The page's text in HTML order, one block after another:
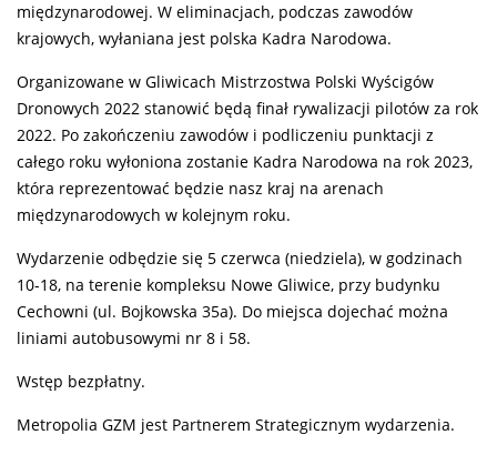
międzynarodowej. W eliminacjach, podczas zawodów
krajowych, wyłaniana jest polska Kadra Narodowa.
Organizowane w Gliwicach Mistrzostwa Polski Wyścigów
Dronowych 2022 stanowić będą finał rywalizacji pilotów za rok
2022. Po zakończeniu zawodów i podliczeniu punktacji z
całego roku wyłoniona zostanie Kadra Narodowa na rok 2023,
która reprezentować będzie nasz kraj na arenach
międzynarodowych w kolejnym roku.
Wydarzenie odbędzie się 5 czerwca (niedziela), w godzinach
10-18, na terenie kompleksu Nowe Gliwice, przy budynku
Cechowni (ul. Bojkowska 35a). Do miejsca dojechać można
liniami autobusowymi nr 8 i 58.
Wstęp bezpłatny.
Metropolia GZM jest Partnerem Strategicznym wydarzenia.